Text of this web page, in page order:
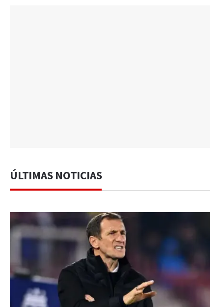
ÚLTIMAS NOTICIAS